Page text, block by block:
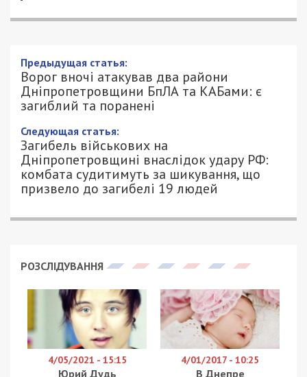
Предыдущая статья:
Ворог вночі атакував два райони
Дніпропетровщини БпЛА та КАБами: є
загиблий та поранені
Следующая статья:
Загибель військових на
Дніпропетровщині внаслідок удару РФ:
комбата судитимуть за шикування, що
призвело до загибелі 19 людей
РОЗСЛІДУВАННЯ
4/05/2021 - 15:15
Юрий Дудь
4/01/2017 - 10:25
В Днепре